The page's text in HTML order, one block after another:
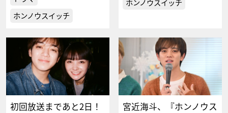
ホンノウスイッチ
ホンノウスイッチ
初回放送まであと2日！
宮近海斗、『ホンノウス